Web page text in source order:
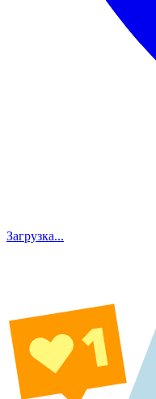
Загрузка...